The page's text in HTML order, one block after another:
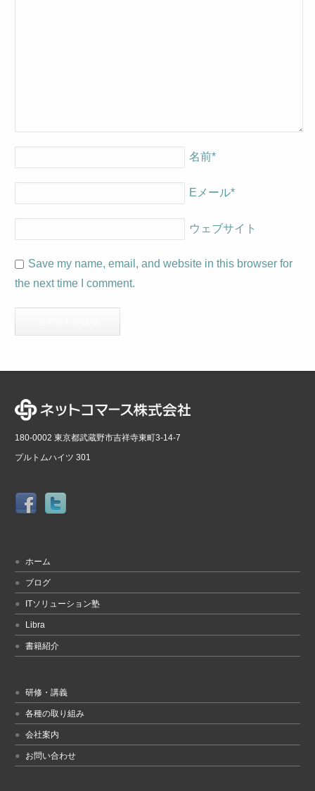
名前*
Eメール*
ウェブサイト
Save my name, email, and website in this browser for
the next time I comment.
180-0002 東京都武蔵野市吉祥寺東町3-14-7
プルトムハイツ 301
ホーム
ブログ
ITソリューション塾
Libra
書籍紹介
研修・講義
各種の取り組み
会社案内
お問い合わせ